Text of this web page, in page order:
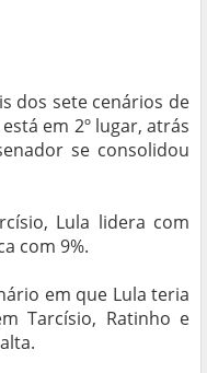
dos sete cenários de
em 2º lugar, atrás
se consolidou
Lula lidera com
com 9%.
em que Lula teria
Tarcísio, Ratinho e